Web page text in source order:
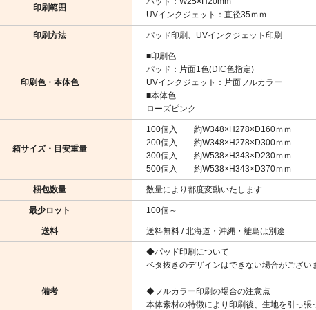
印刷範囲
UVインクジェット：直径35ｍｍ
印刷方法 パッド印刷、UVインクジェット印刷
印刷色・本体色
■印刷色
パッド：片面1色(DIC色指定)
UVインクジェット：片面フルカラー
■本体色
ローズピンク
箱サイズ・目安重量
100個入 約W348×H278×D160ｍｍ
200個入 約W348×H278×D300ｍｍ
300個入 約W538×H343×D230ｍｍ
500個入 約W538×H343×D370ｍｍ
梱包数量 数量により都度変動いたします
最少ロット 100個～
送料 送料無料 / 北海道・沖縄・離島は別途
備考
◆パッド印刷について
ベタ抜きのデザインはできない場合がござい
◆フルカラー印刷の場合の注意点
本体素材の特徴により印刷後、生地を引っ張